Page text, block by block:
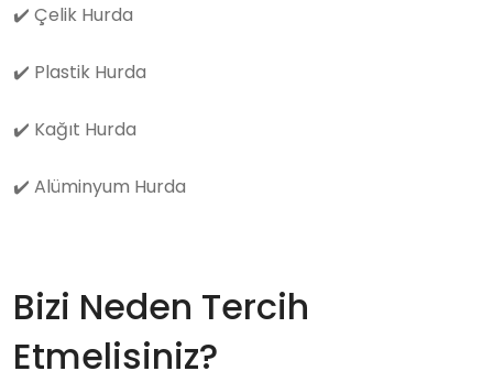
✔️ Çelik Hurda
✔️ Plastik Hurda
✔️ Kağıt Hurda
✔️ Alüminyum Hurda
Bizi Neden Tercih
Etmelisiniz?